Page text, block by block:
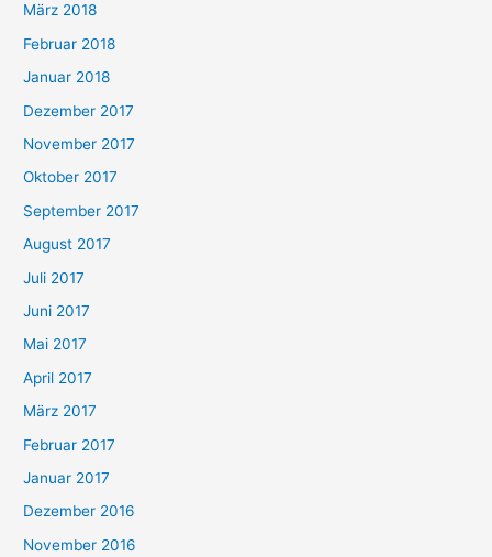
März 2018
Februar 2018
Januar 2018
Dezember 2017
November 2017
Oktober 2017
September 2017
August 2017
Juli 2017
Juni 2017
Mai 2017
April 2017
März 2017
Februar 2017
Januar 2017
Dezember 2016
November 2016